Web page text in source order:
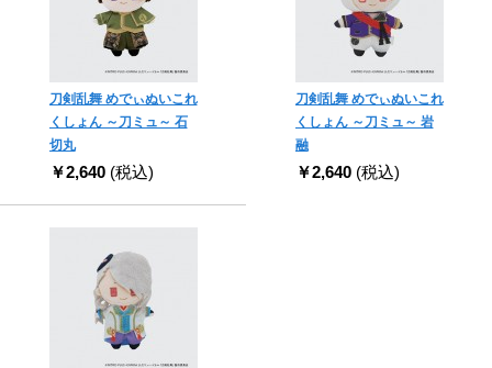
刀剣乱舞 めでぃぬいこれ
くしょん ～刀ミュ～ 石
切丸
￥2,640 (税込)
刀剣乱舞 めでぃぬいこれ
くしょん ～刀ミュ～ 岩
融
￥2,640 (税込)